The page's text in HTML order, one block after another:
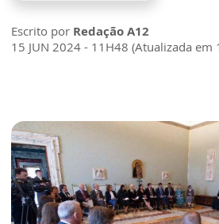
Escrito por Redação A12
15 JUN 2024 - 11H48 (Atualizada em